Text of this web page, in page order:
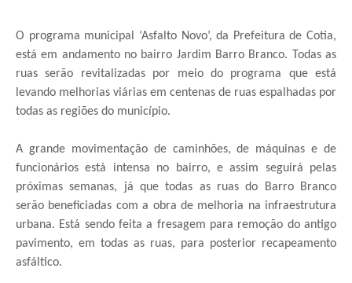
O programa municipal ‘Asfalto Novo’, da Prefeitura de Cotia,
está em andamento no bairro Jardim Barro Branco. Todas as
ruas serão revitalizadas por meio do programa que está
levando melhorias viárias em centenas de ruas espalhadas por
todas as regiões do município.
A grande movimentação de caminhões, de máquinas e de
funcionários está intensa no bairro, e assim seguirá pelas
próximas semanas, já que todas as ruas do Barro Branco
serão beneficiadas com a obra de melhoria na infraestrutura
urbana. Está sendo feita a fresagem para remoção do antigo
pavimento, em todas as ruas, para posterior recapeamento
asfáltico.